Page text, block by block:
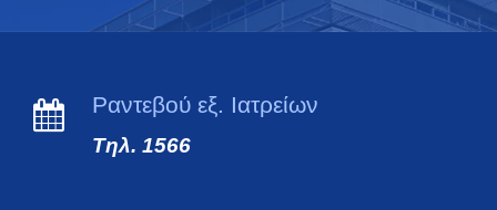
Ραντεβού εξ. Ιατρείων
Τηλ. 1566